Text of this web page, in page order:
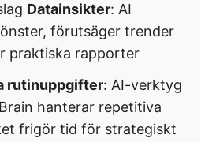
Datainsikter: AI
förutsäger trender
praktiska rapporter
rutinuppgifter: AI-verktyg
hanterar repetitiva
frigör tid för strategiskt